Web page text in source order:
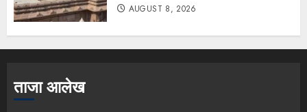
AUGUST 8, 2026
ताजा आलेख